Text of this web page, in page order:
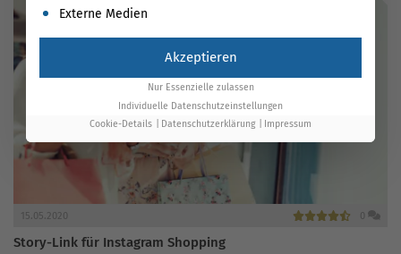
15.05.2020 0
Story-Link für Instagram Shopping
Externe Medien
Akzeptieren
Nur Essenzielle zulassen
Individuelle Datenschutzeinstellungen
Cookie-Details
Datenschutzerklärung Impressum